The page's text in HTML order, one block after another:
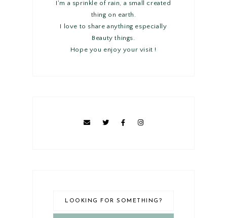
I'm a sprinkle of rain, a small created
thing on earth.
I love to share anything especially
Beauty things.
Hope you enjoy your visit !